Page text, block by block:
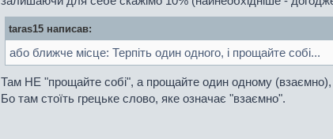
taras15 написав:
або ближче місце: Терпіть один одного, і прощайте собі...
Там НЕ "прощайте собі", а прощайте один одному
Бо там стоїть грецьке слово, яке означає "взаємно".